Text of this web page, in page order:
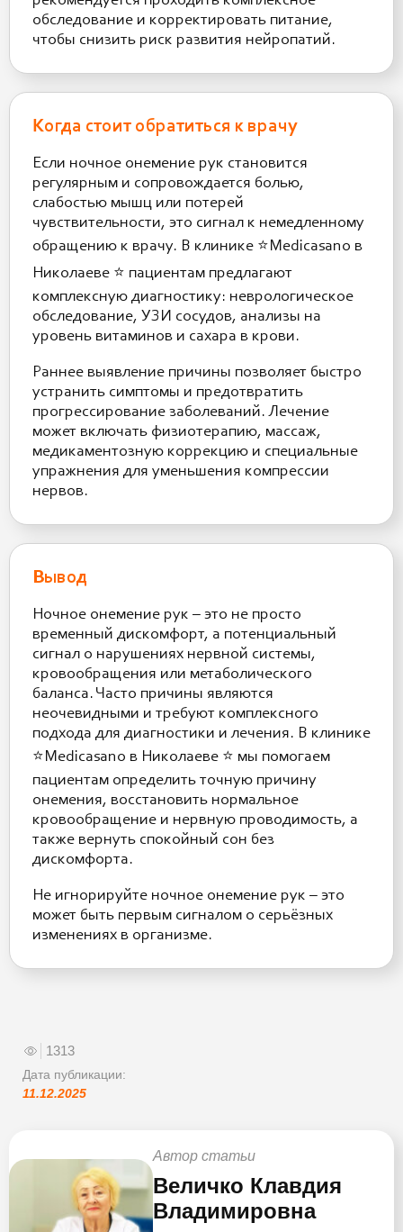
обследование и корректировать питание,
чтобы снизить риск развития нейропатий.
Когда стоит обратиться к врачу
Если ночное онемение рук становится
регулярным и сопровождается болью,
слабостью мышц или потерей
чувствительности, это сигнал к немедленному
обращению к врачу. В клинике ⭐️Medicasano в
Николаеве ⭐️ пациентам предлагают
комплексную диагностику: неврологическое
обследование, УЗИ сосудов, анализы на
уровень витаминов и сахара в крови.
Раннее выявление причины позволяет быстро
устранить симптомы и предотвратить
прогрессирование заболеваний. Лечение
может включать физиотерапию, массаж,
медикаментозную коррекцию и специальные
упражнения для уменьшения компрессии
нервов.
Вывод
Ночное онемение рук – это не просто
временный дискомфорт, а потенциальный
сигнал о нарушениях нервной системы,
кровообращения или метаболического
баланса. Часто причины являются
неочевидными и требуют комплексного
подхода для диагностики и лечения. В клинике
⭐️Medicasano в Николаеве ⭐️ мы помогаем
пациентам определить точную причину
онемения, восстановить нормальное
кровообращение и нервную проводимость, а
также вернуть спокойный сон без
дискомфорта.
Не игнорируйте ночное онемение рук – это
может быть первым сигналом о серьёзных
изменениях в организме.
1313
Дата публикации:
11.12.2025
Автор статьи
Величко Клавдия
Владимировна